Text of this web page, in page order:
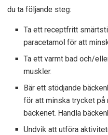
du ta följande steg:
Ta ett receptfritt
paracetamol för att
Ta ett varmt bad och/
muskler.
Bär ett stödjande
för att minska trycket på
bäckenet. Handla
Undvik att utföra